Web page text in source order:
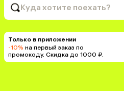
Куда хотите поехать?
Только в приложении
-10% на первый заказ по
промокоду. Скидка до 1000 ₽.